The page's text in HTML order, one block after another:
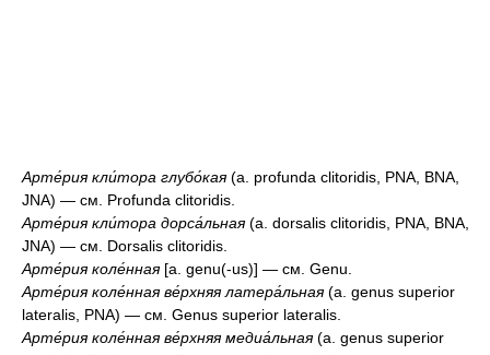
Арте́рия кли́тора глубо́кая(a. profunda clitoridis, PNA, BNA,
JNA) — см. Profunda clitoridis.
Арте́рия кли́тора дорса́льная(a. dorsalis clitoridis, PNA, BNA,
JNA) — см. Dorsalis clitoridis.
Арте́рия коле́нная[a. genu(-us)] — см. Genu.
Арте́рия коле́нная ве́рхняя латера́льная(a. genus superior
lateralis, PNA) — см. Genus superior lateralis.
Арте́рия коле́нная ве́рхняя медиа́льная(a. genus superior